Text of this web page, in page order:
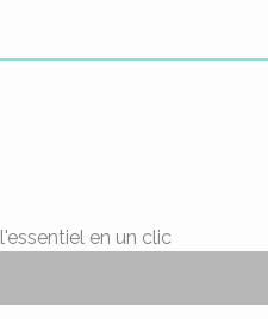
en un clic